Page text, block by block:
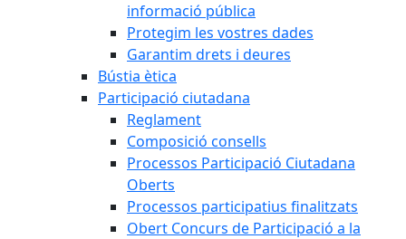
informació pública
Protegim les vostres dades
Garantim drets i deures
Bústia ètica
Participació ciutadana
Reglament
Composició consells
Processos Participació Ciutadana
Oberts
Processos participatius finalitzats
Obert Concurs de Participació a la